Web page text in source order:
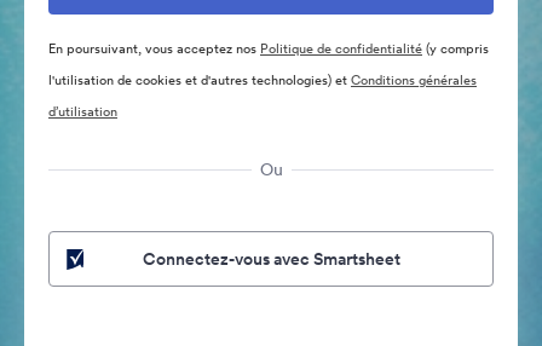
En poursuivant, vous acceptez nos Politique de confidentialité(y compris
l'utilisation de cookies et d'autres technologies) etConditions générales
d’utilisation
Ou
Connectez-vous avec Smartsheet